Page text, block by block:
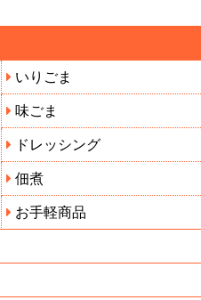
いりごま
味ごま
ドレッシング
佃煮
お手軽商品